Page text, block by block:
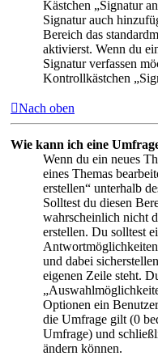
Kästchen „Signatur
Signatur auch
Bereich das
aktivierst. Wenn du
Signatur verfassen
Kontrollkästchen
Nach oben
Wie kann ich eine
Wenn du ein neues
eines Themas
erstellen“ unterhalb
Solltest du diesen
wahrscheinlich nicht
erstellen. Du solltest
und dabei
eigenen Zeile steht.
Optionen ein
die Umfrage gilt (0
Umfrage) und
ändern können.